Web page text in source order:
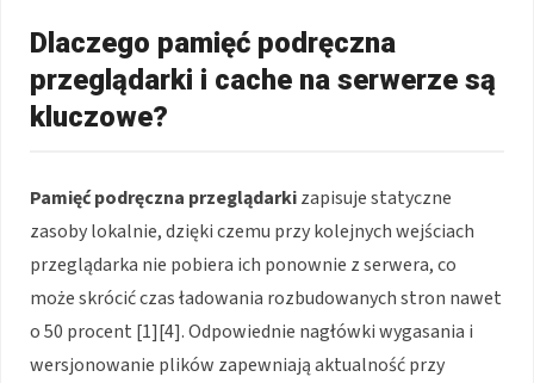
Dlaczego pamięć podręczna
przeglądarki i cache na serwerze są
kluczowe?
Pamięć podręczna przeglądarkizapisuje statyczne
zasoby lokalnie, dzięki czemu przy kolejnych wejściach
przeglądarka nie pobiera ich ponownie z serwera, co
może skrócić czas ładowania rozbudowanych stron nawet
o 50 procent [1][4]. Odpowiednie nagłówki wygasania i
wersjonowanie plików zapewniają aktualność przy